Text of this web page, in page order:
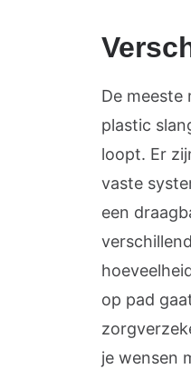
De meeste
plastic
loopt. Er
vaste
een
op pad
je wensen